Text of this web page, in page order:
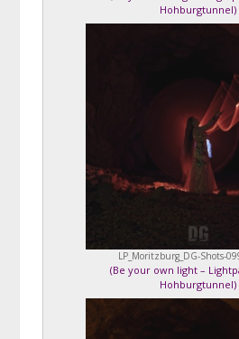
Hohburgtunnel)
LP_Moritzburg_DG-Shots-
(Be your own light –
Hohburgtunnel)